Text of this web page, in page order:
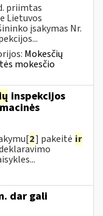
priimtas
Lietuvos
įsakymas Nr.
Mokesčių
mokesčio
inspekcijos
2] pakeitė ir
dar gali